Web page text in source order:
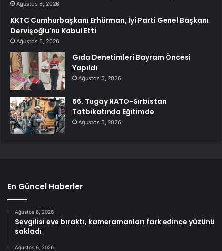
Ağustos 6, 2026
KKTC Cumhurbaşkanı Erhürman, İyi Parti Genel Başkanı
Dervişoğlu’nu Kabul Etti
Ağustos 5, 2026
Gıda Denetimleri Bayram Öncesi
Yapıldı
Ağustos 5, 2026
66. Tugay NATO-Sırbistan
Tatbikatında Eğitimde
Ağustos 5, 2026
En Güncel Haberler
Ağustos 6, 2026
Sevgilisi eve bıraktı, kameramanları fark edince yüzünü
sakladı
Ağustos 6, 2026